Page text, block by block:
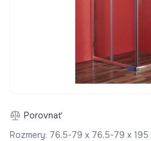
Porovnať
Rozmery: 76,5-79 x 76,5-79 x 195